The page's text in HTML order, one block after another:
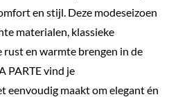
en stijl. Deze modeseizoen
materialen, klassieke
en warmte brengen in de
PARTE vind je
eenvoudig maakt om elegant én